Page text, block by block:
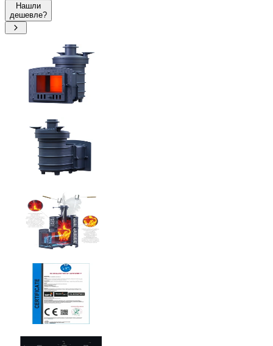
Нашли
дешевле?